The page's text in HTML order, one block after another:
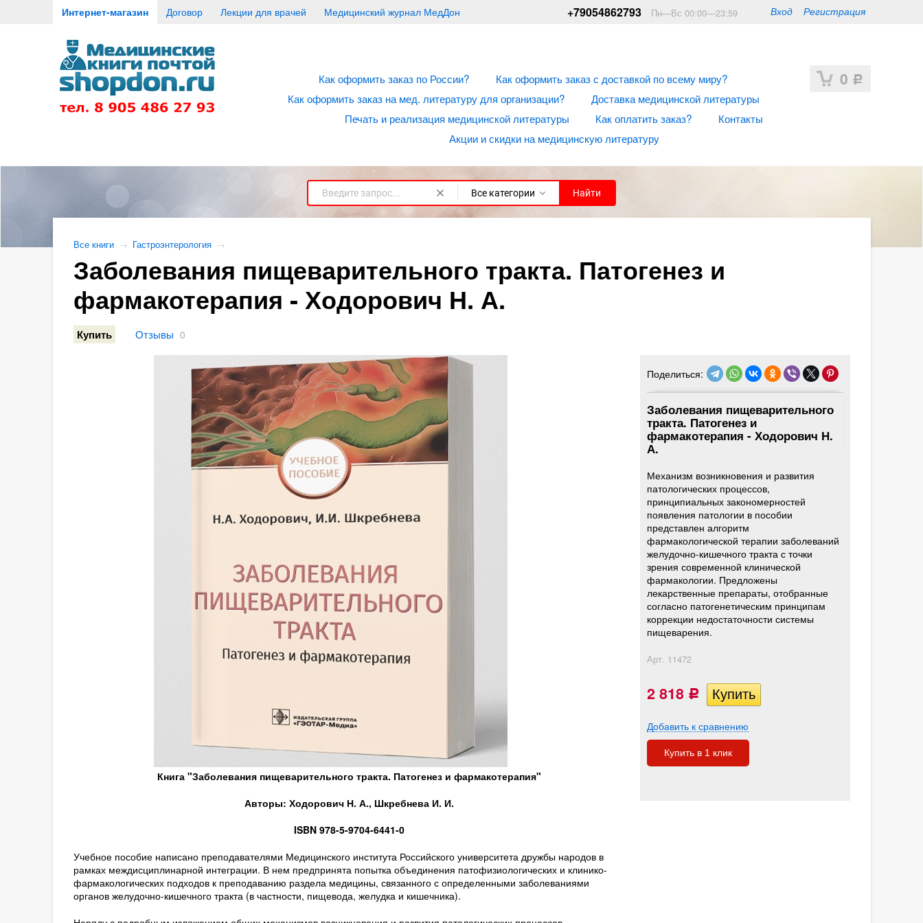
Интернет-магазин Договор Лекции для врачей Медицинский журнал МедДон Вход Регистрация
+79054862793 Пн—Вс 00:00—23:59
0 Р
Как оформить заказ по России?
Как оформить заказ с доставкой по всему миру?
Как оформить заказ на мед. литературу для организации?
Доставка медицинской литературы
Печать и реализация медицинской литературы
Как оплатить заказ?
Контакты
Акции и скидки на медицинскую литературу
Все категории Найти
Все книги → Гастроэнтерология →
Заболевания пищеварительного тракта. Патогенез и
фармакотерапия - Ходорович Н. А.
Купить Отзывы 0
Поделиться:
Заболевания пищеварительного
тракта. Патогенез и
фармакотерапия - Ходорович Н.
А.
Механизм возникновения и развития
патологических процессов,
принципиальных закономерностей
появления патологии в пособии
представлен алгоритм
фармакологической терапии заболеваний
желудочно-кишечного тракта с точки
зрения современной клинической
фармакологии. Предложены
лекарственные препараты, отобранные
согласно патогенетическим принципам
коррекции недостаточности системы
пищеварения.
Арт. 11472
2 818 Р
Добавить к сравнению
Купить в 1 клик
Книга "Заболевания пищеварительного тракта. Патогенез и фармакотерапия"
Авторы: Ходорович Н. А., Шкребнева И. И.
ISBN 978-5-9704-6441-0
Учебное пособие написано преподавателями Медицинского института Российского университета дружбы народов в
рамках междисциплинарной интеграции. В нем предпринята попытка объединения патофизиологических и клинико-
фармакологических подходов к преподаванию раздела медицины, связанного с определенными заболеваниями
органов желудочно-кишечного тракта (в частности, пищевода, желудка и кишечника).